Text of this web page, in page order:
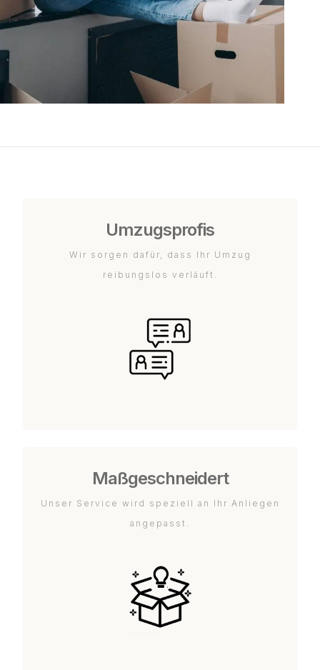
Umzugsprofis
Wir sorgen dafür, dass Ihr Umzug
reibungslos verläuft.
Maßgeschneidert
Unser Service wird speziell an Ihr Anliegen
angepasst.